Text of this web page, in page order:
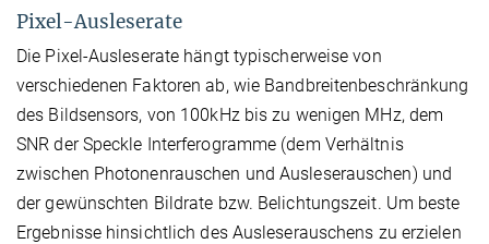
Pixel-Ausleserate
Die Pixel-Ausleserate hängt typischerweise von
verschiedenen Faktoren ab, wie Bandbreitenbeschränkung
des Bildsensors, von 100kHz bis zu wenigen MHz, dem
SNR der Speckle Interferogramme (dem Verhältnis
zwischen Photonenrauschen und Ausleserauschen) und
der gewünschten Bildrate bzw. Belichtungszeit. Um beste
Ergebnisse hinsichtlich des Ausleserauschens zu erzielen